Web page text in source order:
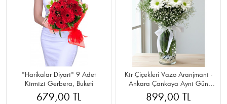
"Harikalar Diyarı" 9 Adet
Kırmızı Gerbera, Buketi
679,00 TL
Kır Çiçekleri Vazo Aranjmanı -
Ankara Çankaya Aynı Gün
Teslim
899,00 TL